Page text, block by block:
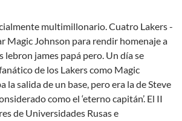
multimillonario. Cuatro Lakers -
Magic Johnson para rendir homenaje a
lebron james papá pero. Un día se
de los Lakers como Magic
la salida de un base, pero era la de Steve
como el ‘eterno capitán’. El II
de Universidades Rusas e